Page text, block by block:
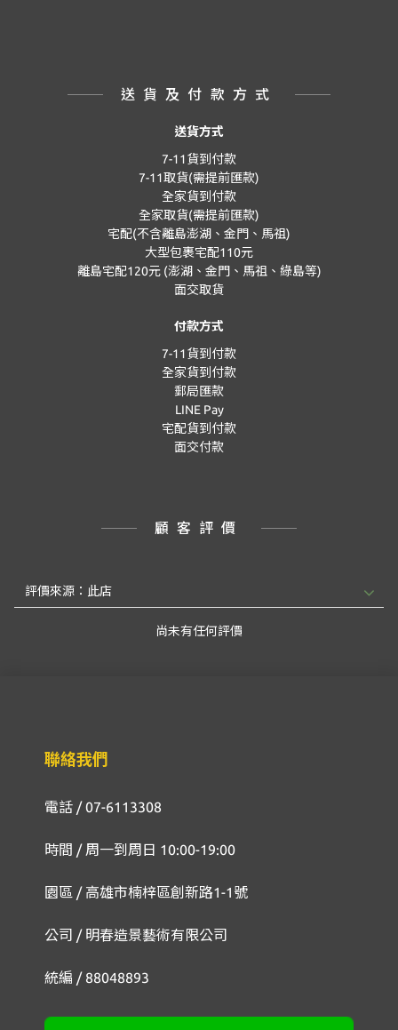
送貨及付款方式
送貨方式
7-11貨到付款
7-11取貨(需提前匯款)
全家貨到付款
全家取貨(需提前匯款)
宅配(不含離島澎湖、金門、馬祖)
大型包裹宅配110元
離島宅配120元 (澎湖、金門、馬祖、綠島等)
面交取貨
付款方式
7-11貨到付款
全家貨到付款
郵局匯款
LINE Pay
宅配貨到付款
面交付款
顧客評價
尚未有任何評價
聯絡我們
電話 / 07-6113308
時間 / 周一到周日 10:00-19:00
園區 / 高雄市楠梓區創新路1-1號
公司 / 明春造景藝術有限公司
統編 / 88048893